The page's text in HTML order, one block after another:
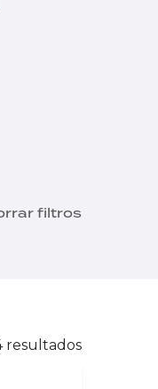
filtros
resultados